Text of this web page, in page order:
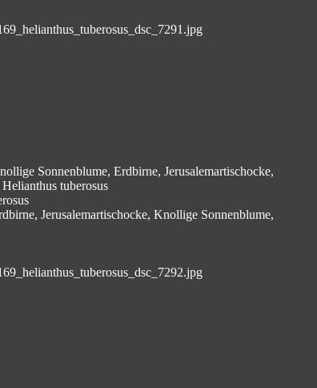
Sonnenblume, Erdbirne, Jerusalemartischocke,
tuberosus
Jerusalemartischocke, Knollige Sonnenblume,